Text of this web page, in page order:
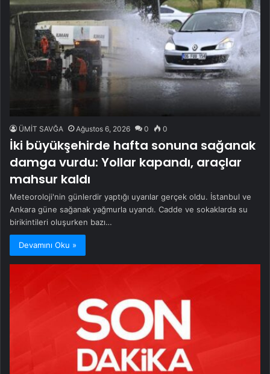
ÜMİT SAVĞA Ağustos 6, 2026 0 0
İki büyükşehirde hafta sonuna sağanak
damga vurdu: Yollar kapandı, araçlar
mahsur kaldı
Meteoroloji'nin günlerdir yaptığı uyarılar gerçek oldu. İstanbul ve
Ankara güne sağanak yağmurla uyandı. Cadde ve sokaklarda su
birikintileri oluşurken bazı…
Devamını Oku »